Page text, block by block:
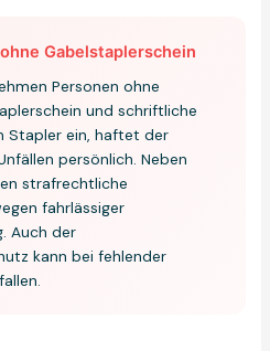
Gabelstaplerschein
Personen ohne
und schriftliche
Stapler ein, haftet der
persönlich. Neben
strafrechtliche
fahrlässiger
Auch der
kann bei fehlender